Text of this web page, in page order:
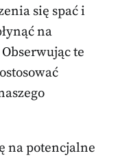
się spać i
na
te
na potencjalne